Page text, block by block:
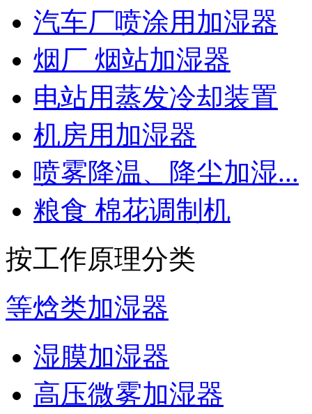
汽车厂喷涂用加湿器
烟厂 烟站加湿器
电站用蒸发冷却装置
机房用加湿器
喷雾降温、降尘加湿...
粮食 棉花调制机
按工作原理分类
等焓类加湿器
湿膜加湿器
高压微雾加湿器